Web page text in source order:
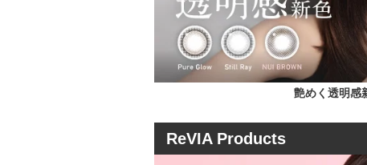
艶めく透明感
ReVIA Products